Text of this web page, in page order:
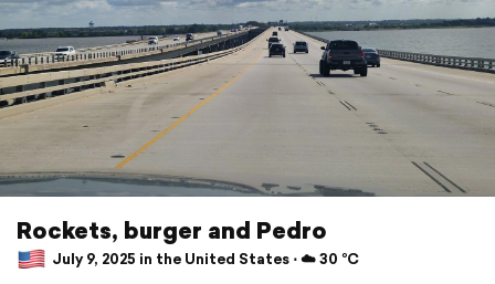
Rockets, burger and Pedro
July 9, 2025 in the United States ⋅ ☁️ 30 °C